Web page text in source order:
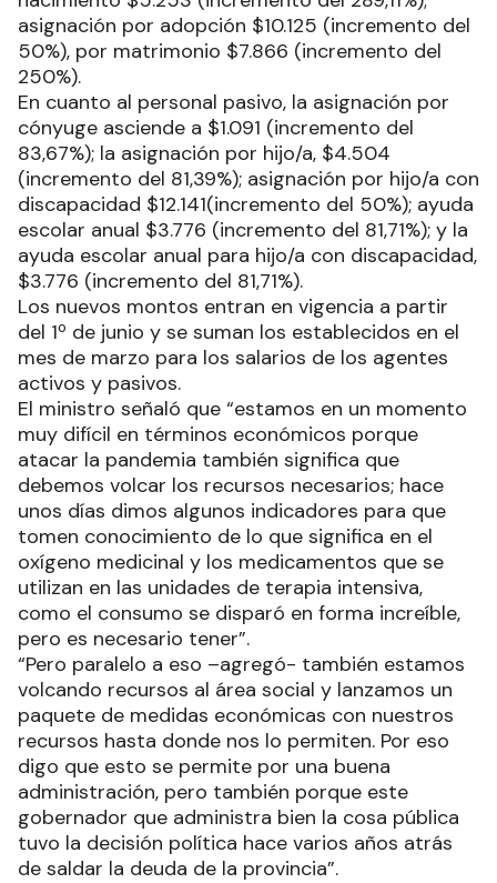
asignación por adopción $10.125 (incremento del
50%), por matrimonio $7.866 (incremento del
250%).
En cuanto al personal pasivo, la asignación por
cónyuge asciende a $1.091 (incremento del
83,67%); la asignación por hijo/a, $4.504
(incremento del 81,39%); asignación por hijo/a con
discapacidad $12.141(incremento del 50%); ayuda
escolar anual $3.776 (incremento del 81,71%); y la
ayuda escolar anual para hijo/a con discapacidad,
$3.776 (incremento del 81,71%).
Los nuevos montos entran en vigencia a partir
del 1º de junio y se suman los establecidos en el
mes de marzo para los salarios de los agentes
activos y pasivos.
El ministro señaló que “estamos en un momento
muy difícil en términos económicos porque
atacar la pandemia también significa que
debemos volcar los recursos necesarios; hace
unos días dimos algunos indicadores para que
tomen conocimiento de lo que significa en el
oxígeno medicinal y los medicamentos que se
utilizan en las unidades de terapia intensiva,
como el consumo se disparó en forma increíble,
pero es necesario tener”.
“Pero paralelo a eso –agregó- también estamos
volcando recursos al área social y lanzamos un
paquete de medidas económicas con nuestros
recursos hasta donde nos lo permiten. Por eso
digo que esto se permite por una buena
administración, pero también porque este
gobernador que administra bien la cosa pública
tuvo la decisión política hace varios años atrás
de saldar la deuda de la provincia”.